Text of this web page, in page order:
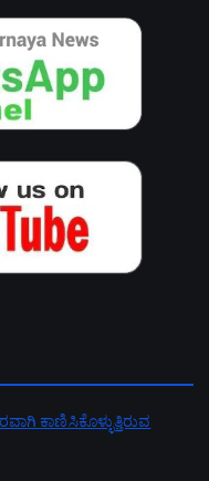
ಕಾಣಿಸಿಕೊಳ್ಳುತ್ತಿರುವ